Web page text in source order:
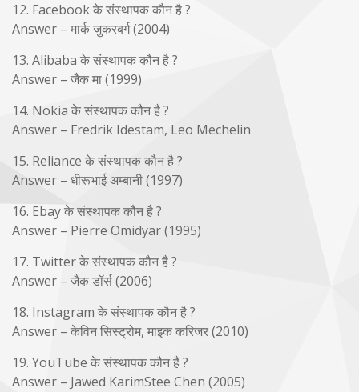
12. Facebook के संस्थापक कौन है ?
Answer – मार्क जुकरबर्ग (2004)
13. Alibaba के संस्थापक कौन है ?
Answer – जैक मा (1999)
14. Nokia के संस्थापक कौन है ?
Answer – Fredrik Idestam, Leo Mechelin
15. Reliance के संस्थापक कौन है ?
Answer – धीरूभाई अम्बानी (1997)
16. Ebay के संस्थापक कौन है ?
Answer – Pierre Omidyar (1995)
17. Twitter के संस्थापक कौन है ?
Answer – जैक डॉर्स (2006)
18. Instagram के संस्थापक कौन है ?
Answer – केविन सिस्ट्रोम, माइक करिजर (2010)
19. YouTube के संस्थापक कौन है ?
Answer – Jawed KarimStee Chen (2005)